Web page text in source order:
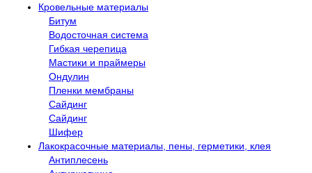
Кровельные материалы
Битум
Водосточная система
Гибкая черепица
Мастики и праймеры
Ондулин
Пленки мембраны
Сайдинг
Сайдинг
Шифер
Лакокрасочные материалы, пены, герметики, клея
Антиплесень